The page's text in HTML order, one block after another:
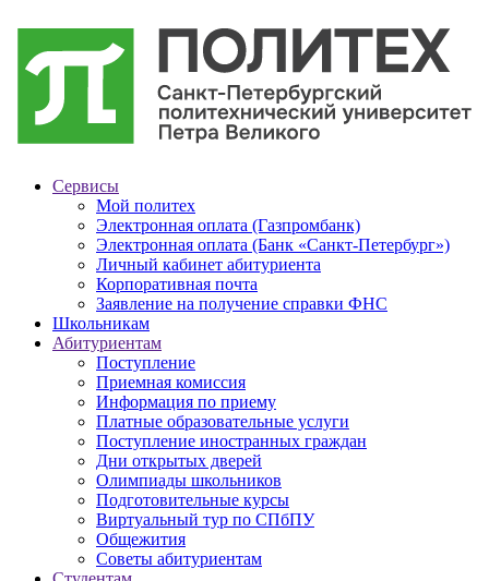
Сервисы
Мой политех
Электронная оплата (Газпромбанк)
Электронная оплата (Банк «Санкт-Петербург»)
Личный кабинет абитуриента
Корпоративная почта
Заявление на получение справки ФНС
Школьникам
Абитуриентам
Поступление
Приемная комиссия
Информация по приему
Платные образовательные услуги
Поступление иностранных граждан
Дни открытых дверей
Олимпиады школьников
Подготовительные курсы
Виртуальный тур по СПбПУ
Общежития
Советы абитуриентам